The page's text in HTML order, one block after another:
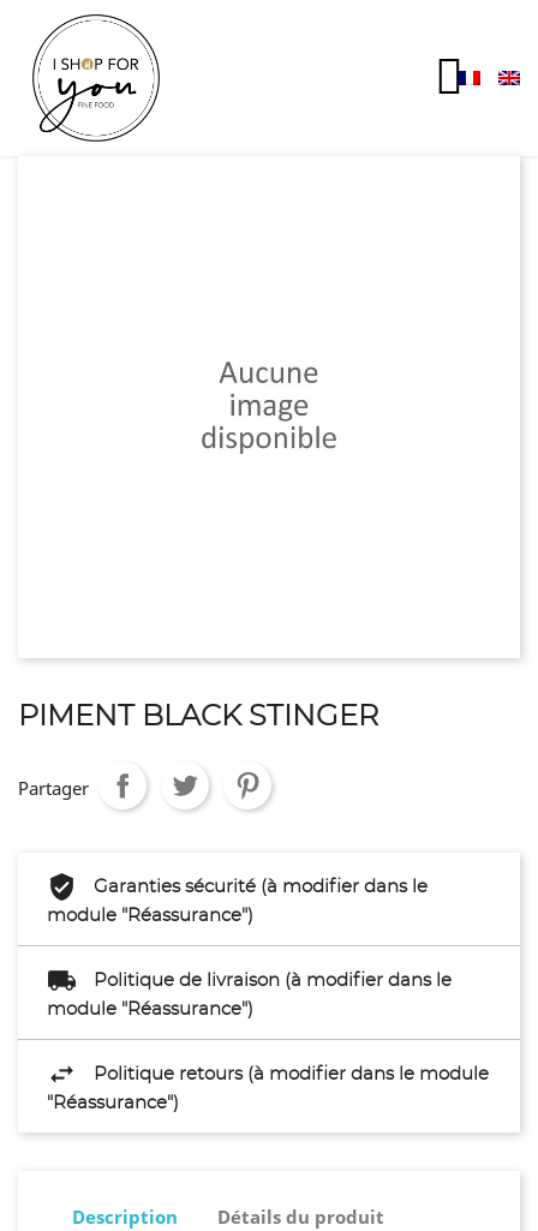
PIMENT BLACK STINGER
Partager
Garanties sécurité (à modifier dans le
module "Réassurance")
Politique de livraison (à modifier dans le
module "Réassurance")
Politique retours (à modifier dans le module
"Réassurance")
Description Détails du produit